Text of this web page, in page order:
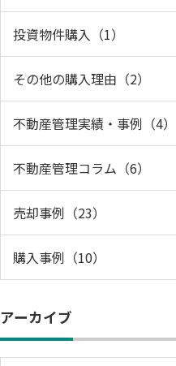
投資物件購入（1）
その他の購入理由（2）
不動産管理実績・事例（4）
不動産管理コラム（6）
売却事例（23）
購入事例（10）
アーカイブ